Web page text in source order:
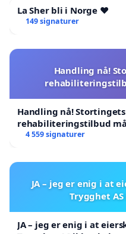
La Sher bli i Norge ❤️
149 signaturer
Handling nå!
Handling nå!
rehabiliteringstilbud
4 559 signaturer
JA – jeg er enig i at
Trygghet
JA – jeg er enig i at